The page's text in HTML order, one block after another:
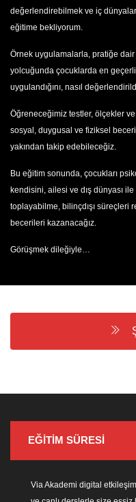
ÖĞRENCI GIRIŞI
değerlendirebilmek ve iç
eğitime bekliyorum.
Örnek uygulamalarla, pratiğe
yolcuğunda çocuklarda en geçerli
uygulandığını, nasıl
Öğreneceğimiz testler, ölçekler
sosyal, duygusal ve fiziksel
yakından takip edebileceğiz.
Bu eğitim sonunda, çocukları
kendisini, ailesi ve dış dünyası ile
toplayabilme, bilinçdışı süreçleri
becerileri kazanacağız.
Görüşmek dileğiyle…
EĞİTİM SÜRESİ
Via Akademi digital